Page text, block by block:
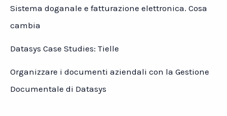
Sistema doganale e fatturazione elettronica. Cosa
cambia
Datasys Case Studies: Tielle
Organizzare i documenti aziendali con la Gestione
Documentale di Datasys